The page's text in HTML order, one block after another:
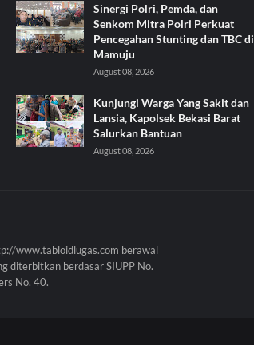
Sinergi Polri, Pemda, dan
Senkom Mitra Polri Perkuat
Pencegahan Stunting dan TBC di
Mamuju
August 08, 2026
Kunjungi Warga Yang Sakit dan
Lansia, Kapolsek Bekasi Barat
Salurkan Bantuan
August 08, 2026
www.tabloidlugas.com berawal
diterbitkan berdasar SIUPP No.
No. 40.